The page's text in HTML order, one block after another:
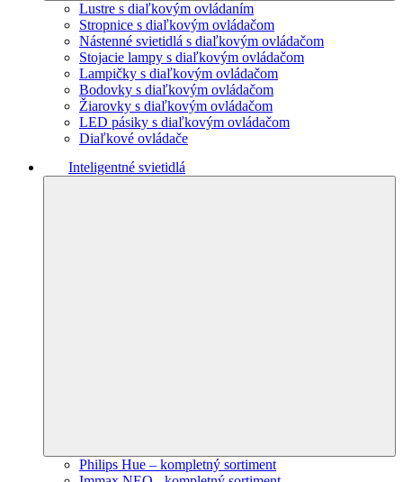
Lustre s diaľkovým ovládaním
Stropnice s diaľkovým ovládačom
Nástenné svietidlá s diaľkovým ovládačom
Stojacie lampy s diaľkovým ovládačom
Lampičky s diaľkovým ovládačom
Bodovky s diaľkovým ovládačom
Žiarovky s diaľkovým ovládačom
LED pásiky s diaľkovým ovládačom
Diaľkové ovládače
Inteligentné svietidlá
Philips Hue – kompletný sortiment